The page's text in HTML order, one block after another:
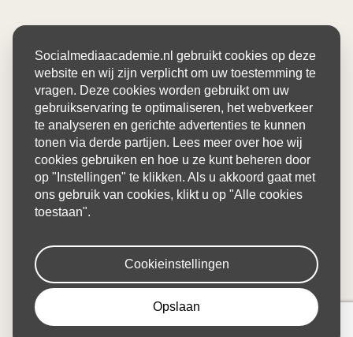
Socialmediaacademie.nl gebruikt cookies op deze
website en wij zijn verplicht om uw toestemming te
vragen. Deze cookies worden gebruikt om uw
gebruikservaring te optimaliseren, het webverkeer
te analyseren en gerichte advertenties te kunnen
tonen via derde partijen. Lees meer over hoe wij
cookies gebruiken en hoe u ze kunt beheren door
op "Instellingen" te klikken. Als u akkoord gaat met
ons gebruik van cookies, klikt u op "Alle cookies
toestaan".
Cookieinstellingen
Opslaan